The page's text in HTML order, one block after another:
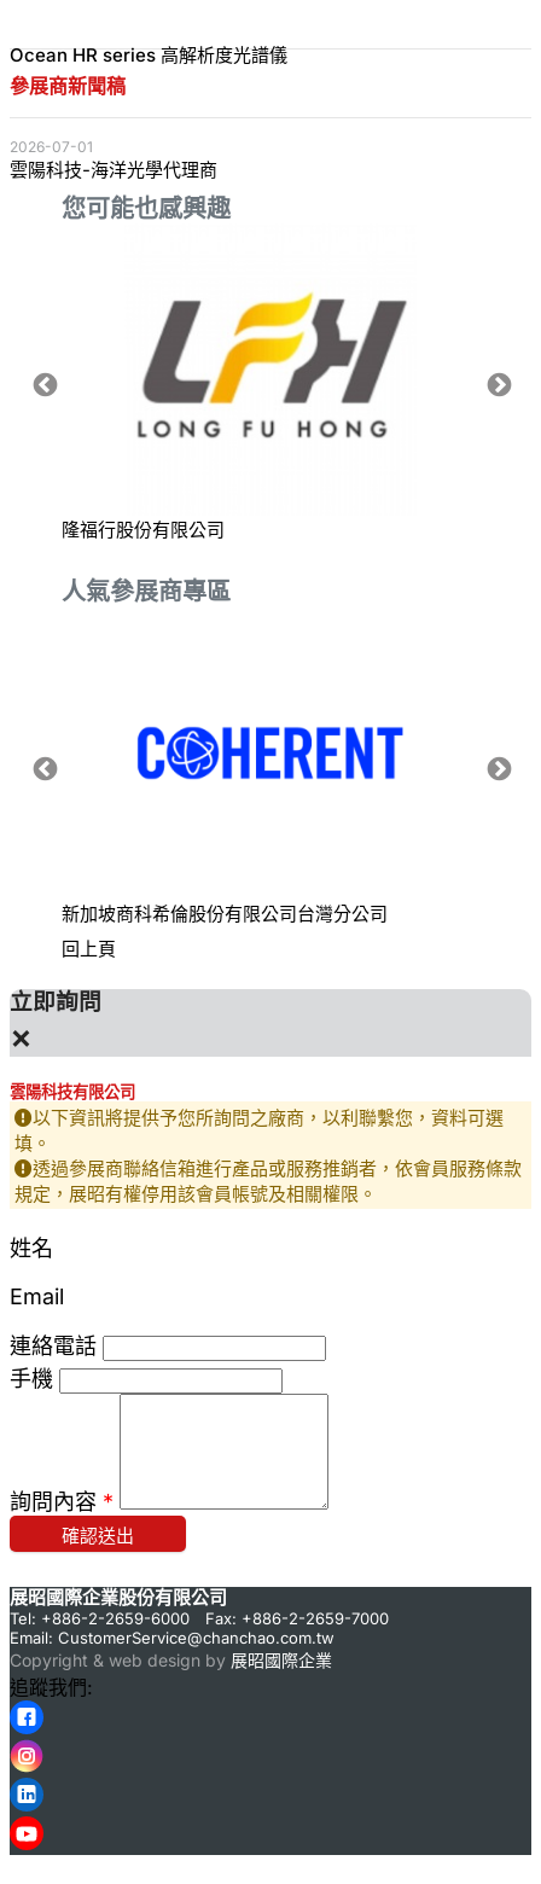
Ocean HR series 高解析度光譜儀
參展商新聞稿
2026-07-01
雲陽科技-海洋光學代理商
您可能也感興趣
隆福行股份有限公司
人氣參展商專區
新加坡商科希倫股份有限公司台灣分公司
回上頁
立即詢問
×
雲陽科技有限公司
以下資訊將提供予您所詢問之廠商，以利聯繫您，資料可選
填。
透過參展商聯絡信箱進行產品或服務推銷者，依會員服務條款
規定，展昭有權停用該會員帳號及相關權限。
姓名
Email
連絡電話
手機
詢問內容 *
確認送出
展昭國際企業股份有限公司
Tel: +886-2-2659-6000 Fax: +886-2-2659-7000
Email: CustomerService@chanchao.com.tw
Copyright & web design by 展昭國際企業
追蹤我們: